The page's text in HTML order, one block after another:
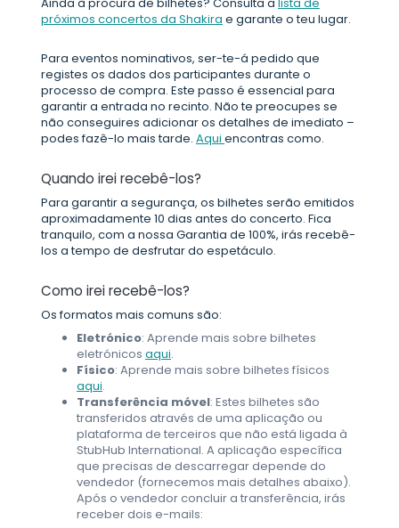
próximos concertos da Shakira e garante o teu lugar.
Para eventos nominativos, ser-te-á pedido que
registes os dados dos participantes durante o
processo de compra. Este passo é essencial para
garantir a entrada no recinto. Não te preocupes se
não conseguires adicionar os detalhes de imediato –
podes fazê-lo mais tarde. Aqui encontras como.
Quando irei recebê-los?
Para garantir a segurança, os bilhetes serão emitidos
aproximadamente 10 dias antes do concerto. Fica
tranquilo, com a nossa Garantia de 100%, irás recebê-
los a tempo de desfrutar do espetáculo.
Como irei recebê-los?
Os formatos mais comuns são:
Eletrónico: Aprende mais sobre bilhetes
eletrónicos aqui.
Físico: Aprende mais sobre bilhetes físicos
aqui.
Transferência móvel: Estes bilhetes são
transferidos através de uma aplicação ou
plataforma de terceiros que não está ligada à
StubHub International. A aplicação específica
que precisas de descarregar depende do
vendedor (fornecemos mais detalhes abaixo).
Após o vendedor concluir a transferência, irás
receber dois e-mails: